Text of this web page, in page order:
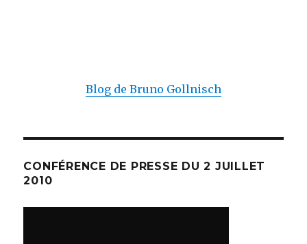
Blog de Bruno Gollnisch
CONFÉRENCE DE PRESSE DU 2 JUILLET
2010